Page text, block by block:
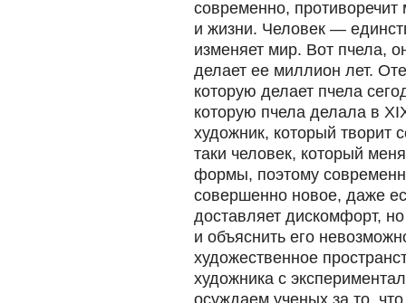
современно,
и жизни. Человек —
изменяет мир. Вот пчела,
делает ее миллион лет.
которую делает пчела
которую пчела делала в
художник, который творит
таки человек, который
формы, поэтому
совершенно новое, даже
доставляет дискомфорт,
и объяснить его
художественное
художника с
осуждаем ученых за то,